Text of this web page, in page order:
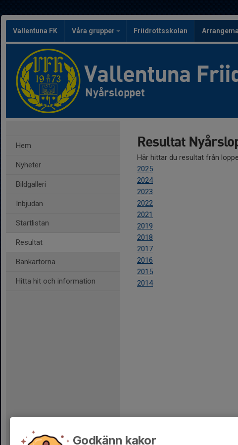
Vallentuna FK Våra grupper Friidrottsskolan
Vallentuna
Nyårsloppet
Hem
Nyheter
Bildgalleri
Inbjudan
Startlistan
Resultat
Bankartorna
Hitta hit och information
Resultat
Här hittar du resultat från
2025
2024
2023
2022
2021
2019
2018
2017
2016
2015
2014
Godkänn kakor